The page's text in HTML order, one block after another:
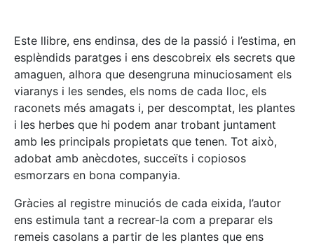
Este llibre, ens endinsa, des de la passió i l’estima, en
esplèndids paratges i ens descobreix els secrets que
amaguen, alhora que desengruna minuciosament els
viaranys i les sendes, els noms de cada lloc, els
raconets més amagats i, per descomptat, les plantes
i les herbes que hi podem anar trobant juntament
amb les principals propietats que tenen. Tot això,
adobat amb anècdotes, succeïts i copiosos
esmorzars en bona companyia.
Gràcies al registre minuciós de cada eixida, l’autor
ens estimula tant a recrear-la com a preparar els
remeis casolans a partir de les plantes que ens